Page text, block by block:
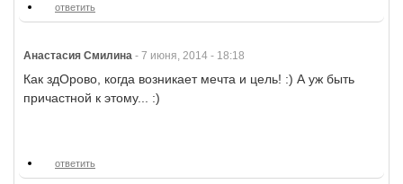
ответить
Анастасия Смилина - 7 июня, 2014 - 18:18
Как здОрово, когда возникает мечта и цель! :) А уж быть
причастной к этому... :)
ответить